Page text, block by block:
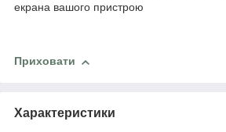
екрана вашого пристрою
Приховати
Характеристики